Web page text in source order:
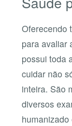
Oferecendo
para avaliar
possui toda
cuidar não
inteira. São
diversos